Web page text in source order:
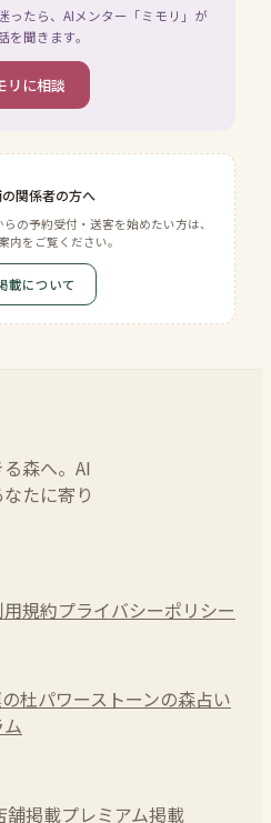
ったら、AIメンター「ミモリ」が
を聞きます。
リに相談
関係者の方へ
の予約受付・送客を始めたい方は、
内をご覧ください。
載について
森へ。AI
たに寄り
規約プライバシーポリシー
杜パワーストーンの森占い
舗掲載プレミアム掲載